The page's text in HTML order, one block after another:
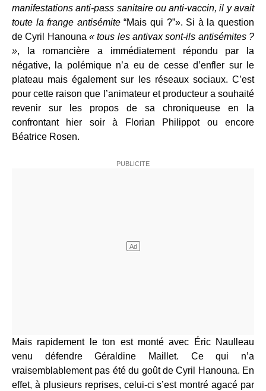
manifestations anti-pass sanitaire ou anti-vaccin, il y avait
toute la frange antisémite“Mais qui ?”». Si à la question
de Cyril Hanouna « tous les antivax sont-ils antisémites ?
», la romancière a immédiatement répondu par la
négative, la polémique n’a eu de cesse d’enfler sur le
plateau mais également sur les réseaux sociaux. C’est
pour cette raison que l’animateur et producteur a souhaité
revenir sur les propos de sa chroniqueuse en la
confrontant hier soir à Florian Philippot ou encore
Béatrice Rosen.
Mais rapidement le ton est monté avec Éric Naulleau
venu défendre Géraldine Maillet. Ce qui n’a
vraisemblablement pas été du goût de Cyril Hanouna. En
effet, à plusieurs reprises, celui-ci s’est montré agacé par